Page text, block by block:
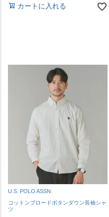
カートに入れる
U.S. POLO ASSN.
コットンブロードボタンダウン長袖シャ
ツ